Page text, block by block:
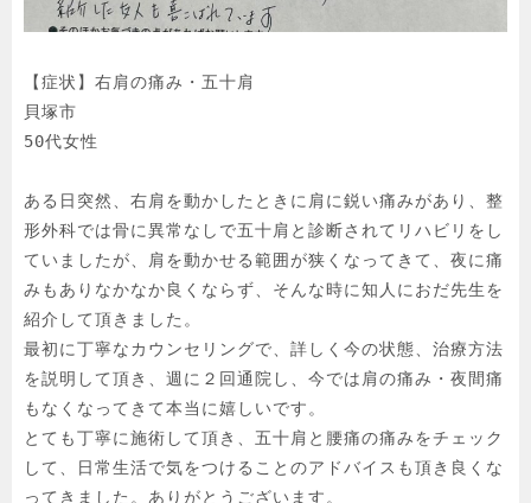
【症状】右肩の痛み・五十肩
貝塚市
50代女性
ある日突然、右肩を動かしたときに肩に鋭い痛みがあり、整
形外科では骨に異常なしで五十肩と診断されてリハビリをし
ていましたが、肩を動かせる範囲が狭くなってきて、夜に痛
みもありなかなか良くならず、そんな時に知人におだ先生を
紹介して頂きました。
最初に丁寧なカウンセリングで、詳しく今の状態、治療方法
を説明して頂き、週に２回通院し、今では肩の痛み・夜間痛
もなくなってきて本当に嬉しいです。
とても丁寧に施術して頂き、五十肩と腰痛の痛みをチェック
して、日常生活で気をつけることのアドバイスも頂き良くな
ってきました。ありがとうございます。